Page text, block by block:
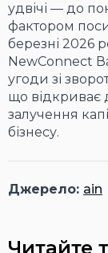
удвічі — до
фактором
березні 2026
NewConnect
угоди зі
що відкриває
залучення
бізнесу.
Джерело: ain
Читайте